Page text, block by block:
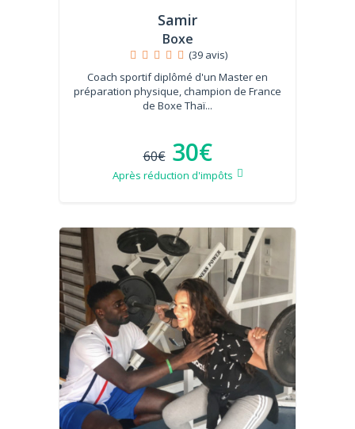
Samir
Boxe
(39 avis)
Coach sportif diplômé d'un Master en
préparation physique, champion de France
de Boxe Thaï...
60€ 30€
Après réduction d'impôts